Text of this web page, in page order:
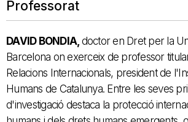
Professorat
DAVID BONDIA, doctor en Dret per la
Barcelona on exerceix de professor
Relacions Internacionals, president de
Humans de Catalunya. Entre les seves
d'investigació destaca la protecció